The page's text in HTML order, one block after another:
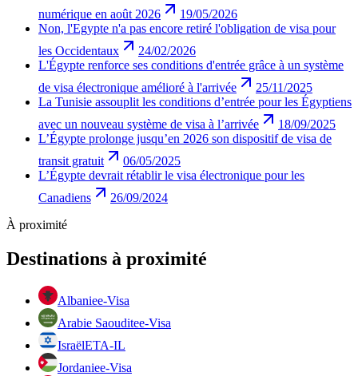
numérique en août 2026
19/05/2026
Non, l'Egypte n'a pas encore retiré l'obligation de visa pour
les Occidentaux
24/02/2026
L'Égypte renforce ses conditions d'entrée grâce à un système
de visa électronique amélioré à l'arrivée
25/11/2025
La Tunisie assouplit les conditions d’entrée pour les Égyptiens
avec un nouveau système de visa à l’arrivée
18/09/2025
L’Égypte prolonge jusqu’en 2026 son dispositif de visa de
transit gratuit
06/05/2025
L’Égypte devrait rétablir le visa électronique pour les
Canadiens
26/09/2024
À proximité
Destinations à proximité
Albaniee-Visa
Arabie Saouditee-Visa
IsraëlETA-IL
Jordaniee-Visa